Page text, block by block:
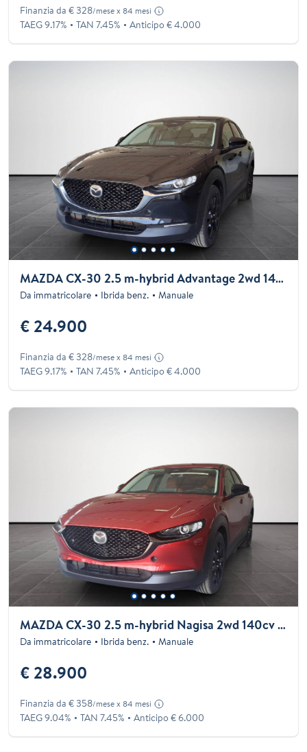
Finanzia da € 328/mese x 84 mesi
TAEG 9.17% TAN 7.45% Anticipo € 4.000
MAZDA CX-30 2.5 m-hybrid Advantage 2wd 140cv 6mt
Da immatricolare Ibrida benz. Manuale
€ 24.900
Finanzia da € 328/mese x 84 mesi
TAEG 9.17% TAN 7.45% Anticipo € 4.000
MAZDA CX-30 2.5 m-hybrid Nagisa 2wd 140cv 6mt
Da immatricolare Ibrida benz. Manuale
€ 28.900
Finanzia da € 358/mese x 84 mesi
TAEG 9.04% TAN 7.45% Anticipo € 6.000